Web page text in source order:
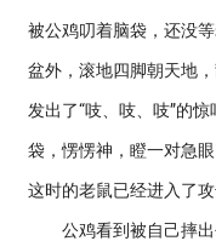
被公鸡叨着脑袋，还没
盆外，滚地四脚朝天地
发出了“吱、吱、吱”的
袋，愣愣神，瞪一对急
这时的老鼠已经进入了攻
公鸡看到被自己摔